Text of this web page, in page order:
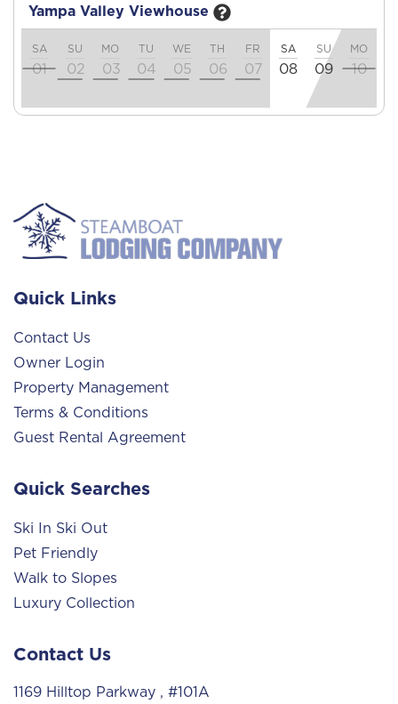
Yampa Valley Viewhouse
SA
01
SU
02
MO
03
TU
04
WE
05
TH
06
FR
07
SA
08
SU
09
MO
10
Quick Links
Contact Us
Owner Login
Property Management
Terms & Conditions
Guest Rental Agreement
Quick Searches
Ski In Ski Out
Pet Friendly
Walk to Slopes
Luxury Collection
Contact Us
1169 Hilltop Parkway , #101A